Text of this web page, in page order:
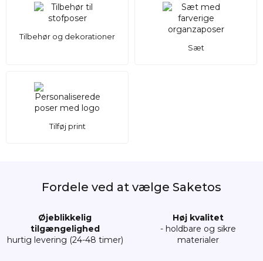
Tilbehør og dekorationer
Sæt
Tilføj print
Fordele ved at vælge Saketos
Øjeblikkelig
tilgængelighed
hurtig levering (24-48 timer)
Høj kvalitet
- holdbare og sikre
materialer